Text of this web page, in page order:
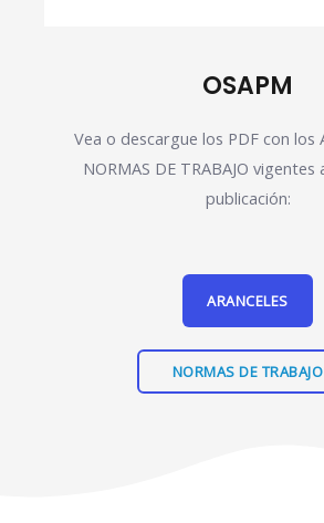
OSAPM
Vea o descargue los PDF con los
NORMAS DE TRABAJO vigentes
publicación:
ARANCELES
NORMAS DE TRABAJO